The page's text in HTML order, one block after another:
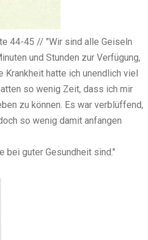
44-45 // "Wir sind alle Geiseln
und Stunden zur Verfügung,
Krankheit hatte ich unendlich viel
so wenig Zeit, dass ich mir
zu können. Es war verblüffend,
so wenig damit anfangen
bei guter Gesundheit sind."